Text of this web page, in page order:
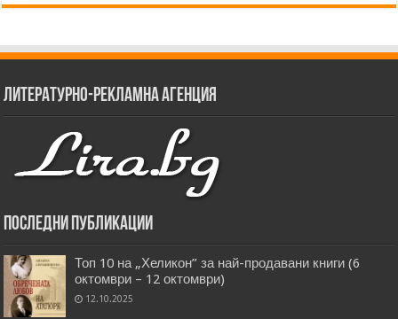
Литературно-рекламна агенция
Последни публикации
Топ 10 на „Хеликон” за най-продавани книги (6
октомври – 12 октомври)
12.10.2025